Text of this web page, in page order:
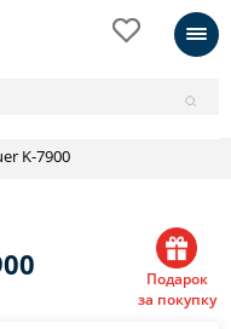
K-7900
Подарок
за покупку